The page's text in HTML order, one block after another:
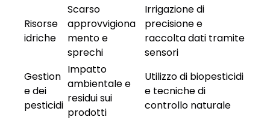
Risorse
idriche
Scarso
approvvigiona
mento e
sprechi
Irrigazione di
precisione e
raccolta dati tramite
sensori
Gestion
e dei
pesticidi
Impatto
ambientale e
residui sui
prodotti
Utilizzo di biopesticidi
e tecniche di
controllo naturale